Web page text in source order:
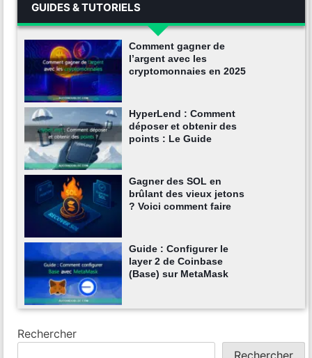
GUIDES & TUTORIELS
Comment gagner de
l’argent avec les
cryptomonnaies en 2025
HyperLend : Comment
déposer et obtenir des
points : Le Guide
Gagner des SOL en
brûlant des vieux jetons
? Voici comment faire
Guide : Configurer le
layer 2 de Coinbase
(Base) sur MetaMask
Rechercher
Rechercher